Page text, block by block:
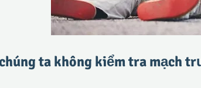
ta không kiểm tra mạch